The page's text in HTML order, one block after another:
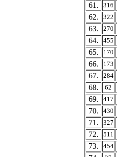
61.
316
62.
322
63.
270
64.
455
65.
170
66.
173
67.
284
68.
62
69.
417
70.
430
71.
327
72.
511
73.
454